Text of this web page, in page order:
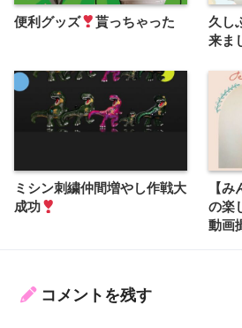
便利グッズ 貰っちゃった
久し
来ま
ミシン刺繍仲間増やし作戦大
成功
【
の楽
動画
コメントを残す